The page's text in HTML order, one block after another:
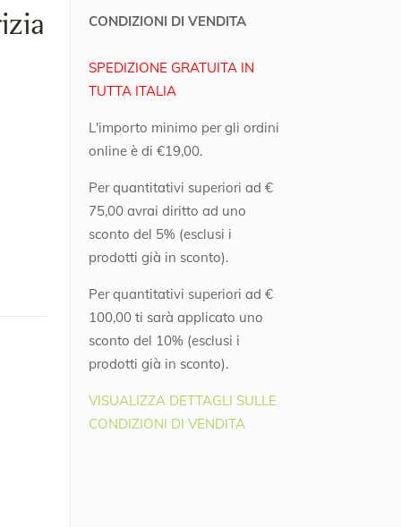
CONDIZIONI DI VENDITA
SPEDIZIONE GRATUITA IN
TUTTA ITALIA
L'importo minimo per gli ordini
online è di €19,00.
Per quantitativi superiori ad €
75,00 avrai diritto ad uno
sconto del 5% (esclusi i
prodotti già in sconto).
Per quantitativi superiori ad €
100,00 ti sarà applicato uno
sconto del 10% (esclusi i
prodotti già in sconto).
VISUALIZZA DETTAGLI SULLE
CONDIZIONI DI VENDITA